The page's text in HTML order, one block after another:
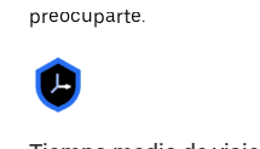
preocuparte.